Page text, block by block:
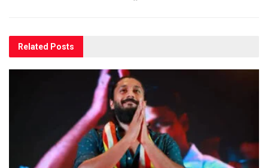
Related Posts